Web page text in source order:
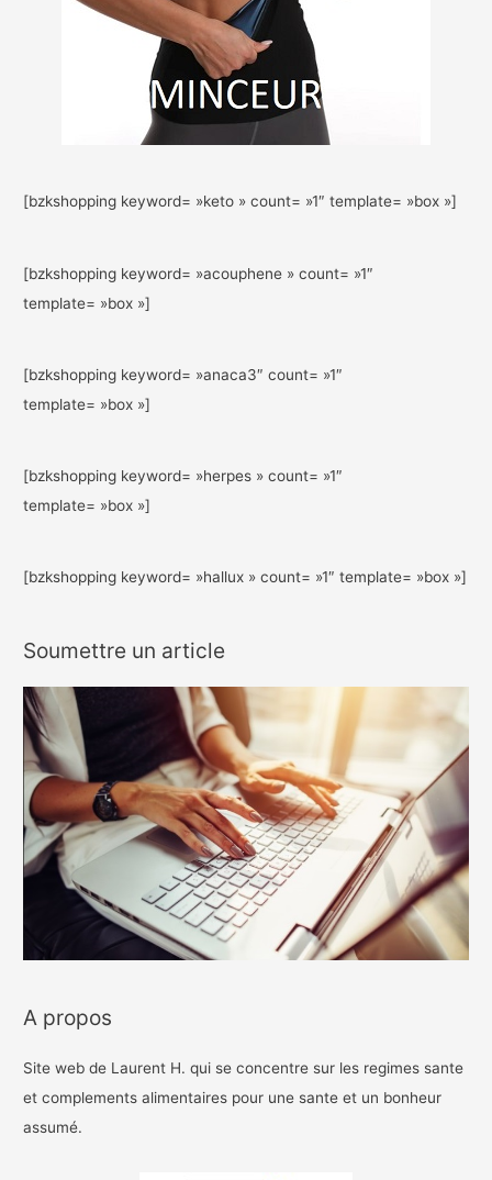
[bzkshopping keyword= »keto » count= »1″ template= »box »]
[bzkshopping keyword= »acouphene » count= »1″
template= »box »]
[bzkshopping keyword= »anaca3″ count= »1″
template= »box »]
[bzkshopping keyword= »herpes » count= »1″
template= »box »]
[bzkshopping keyword= »hallux » count= »1″ template= »box »]
Soumettre un article
A propos
Site web de Laurent H. qui se concentre sur les regimes sante
et complements alimentaires pour une sante et un bonheur
assumé.